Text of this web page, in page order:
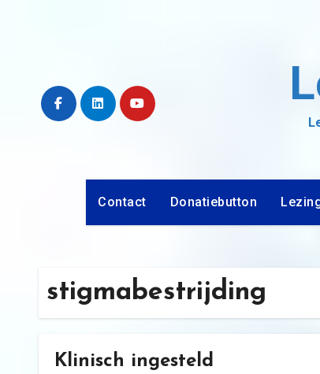
Contact Donatiebutton
stigmabestrijding
Klinisch ingesteld